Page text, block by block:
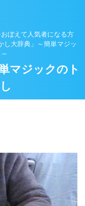
ぼえて人気者になる方
大辞典」～簡単マジッ
マジックのト